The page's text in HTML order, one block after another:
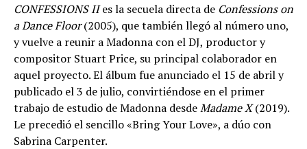
CONFESSIONS IIes la secuela directa de Confessions on
a Dance Floor(2005), que también llegó al número uno,
y vuelve a reunir a Madonna con el DJ, productor y
compositor Stuart Price, su principal colaborador en
aquel proyecto. El álbum fue anunciado el 15 de abril y
publicado el 3 de julio, convirtiéndose en el primer
trabajo de estudio de Madonna desdeMadame X(2019).
Le precedió el sencillo «Bring Your Love», a dúo con
Sabrina Carpenter.